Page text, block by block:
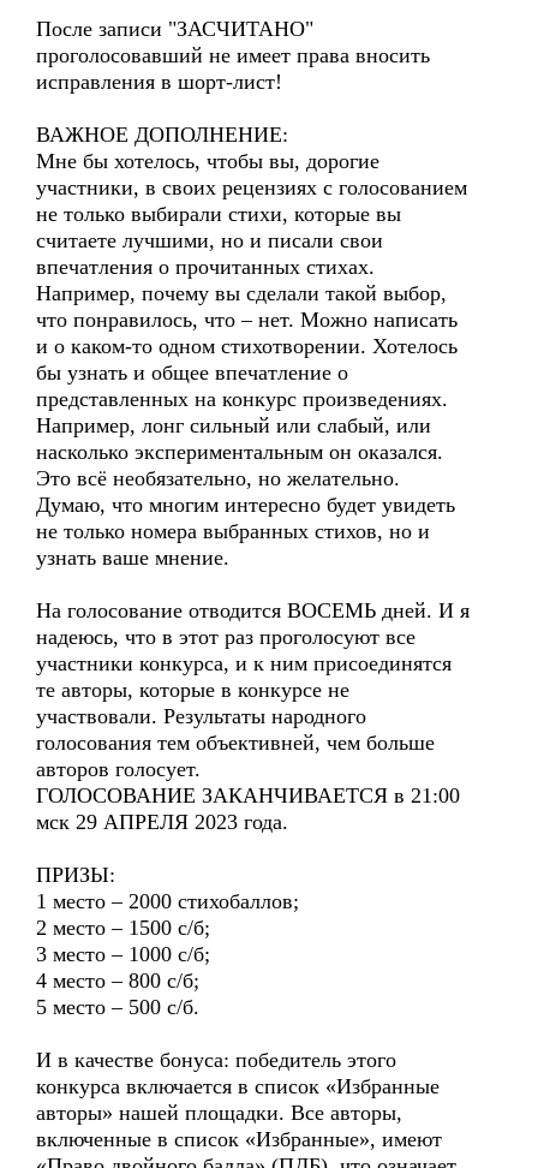
После записи "ЗАСЧИТАНО"
проголосовавший не имеет права вносить
исправления в шорт-лист!
ВАЖНОЕ ДОПОЛНЕНИЕ:
Мне бы хотелось, чтобы вы, дорогие
участники, в своих рецензиях с голосованием
не только выбирали стихи, которые вы
считаете лучшими, но и писали свои
впечатления о прочитанных стихах.
Например, почему вы сделали такой выбор,
что понравилось, что – нет. Можно написать
и о каком-то одном стихотворении. Хотелось
бы узнать и общее впечатление о
представленных на конкурс произведениях.
Например, лонг сильный или слабый, или
насколько экспериментальным он оказался.
Это всё необязательно, но желательно.
Думаю, что многим интересно будет увидеть
не только номера выбранных стихов, но и
узнать ваше мнение.
На голосование отводится ВОСЕМЬ дней. И я
надеюсь, что в этот раз проголосуют все
участники конкурса, и к ним присоединятся
те авторы, которые в конкурсе не
участвовали. Результаты народного
голосования тем объективней, чем больше
авторов голосует.
ГОЛОСОВАНИЕ ЗАКАНЧИВАЕТСЯ в 21:00
мск 29 АПРЕЛЯ 2023 года.
ПРИЗЫ:
1 место – 2000 стихобаллов;
2 место – 1500 с/б;
3 место – 1000 с/б;
4 место – 800 с/б;
5 место – 500 с/б.
И в качестве бонуса: победитель этого
конкурса включается в список «Избранные
авторы» нашей площадки. Все авторы,
включенные в список «Избранные», имеют